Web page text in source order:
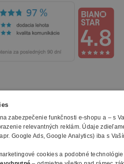
zabezpečenie funkčnosti e-shopu a – s
relevantných reklám. Údaje
Google Ads, Google Analytics) iba s
cookies a podobné